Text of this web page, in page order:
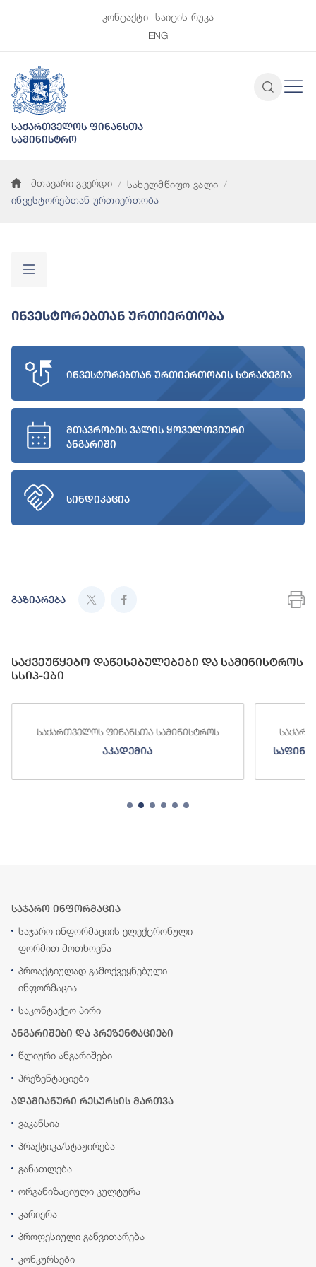
კონტაქტი
საიტის რუკა
ENG
საქართველოს ფინანსთა
სამინისტრო
მთავარი გვერდი
სახელმწიფო ვალი
ინვესტორებთან ურთიერთობა
Ინვესტორებთან Ურთიერთობა
ინვესტორებთან ურთიერთობის სტრატეგია
მთავრობის ვალის ყოველთვიური
ანგარიში
სინდიკაცია
გაზიარება
საქვეუწყებო დაწესებულებები და სამინისტროს
სსიპ-ები
საქართველოს ფინანსთა სამინისტროს
აკადემია
საჯარო ინფორმაცია
საჯარო ინფორმაციის ელექტრონული
ფორმით მოთხოვნა
პროაქტიულად გამოქვეყნებული
ინფორმაცია
საკონტაქტო პირი
ანგარიშები და პრეზენტაციები
წლიური ანგარიშები
პრეზენტაციები
ადამიანური რესურსის მართვა
ვაკანსია
პრაქტიკა/სტაჟირება
განათლება
ორგანიზაციული კულტურა
კარიერა
პროფესიული განვითარება
კონკურსები